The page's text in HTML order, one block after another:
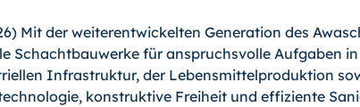
Mit der weiterentwickelten Generation des
Schachtbauwerke für anspruchsvolle Aufgaben
Infrastruktur, der Lebensmittelproduktion
konstruktive Freiheit und effiziente